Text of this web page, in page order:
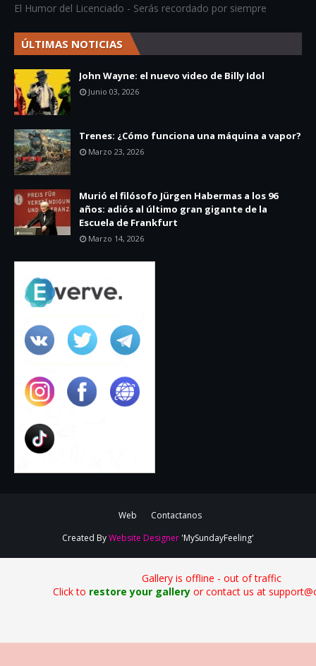
El Humor del Licenciado - Serás recordado por siempre
ÚLTIMAS NOTICIAS
John Wayne: el nuevo video de Billy Idol
Junio 03, 2026
Trenes: ¿Cómo funciona una máquina a vapor?
Marzo 23, 2026
Murió el filósofo Jürgen Habermas a los 96
años: adiós al último gran gigante de la
Escuela de Frankfurt
Marzo 14, 2026
Web
Contactanos
Created ByWebsite Designer 'MySundayFeeling'
Gallery is offline - out of traffic
Click to restore your galleryor contact us at